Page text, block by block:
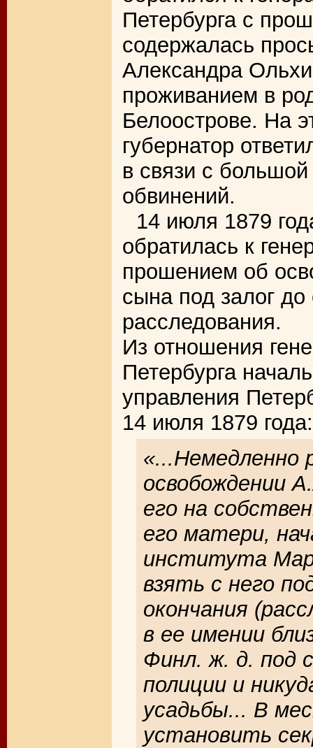
Петербурга с
содержалась
Александра
проживанием в
Белоострове. На
губернатор
в связи с
обвинений.
14 июля 1879
обратилась к
прошением об
сына под залог до
расследования.
Из отношения
Петербурга
управления
14 июля 1879 года:
«...Немедленно
освобождении
его на
его матери,
института
взять с него
окончания
в ее имении
Финл. ж. д. под
полиции и
усадьбы... В
установить